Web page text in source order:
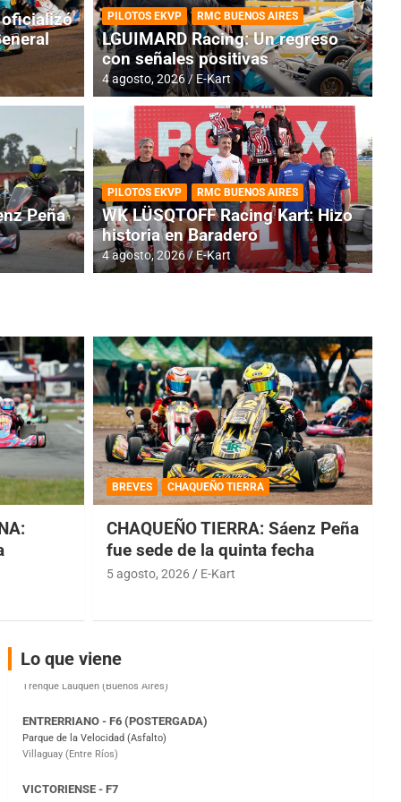
Horarios para la
oficializó
Peña
PILOTOS EKVP RMC BUENOS AIRES
LGUIMARD Racing: Un regreso
con señales positivas
4 agosto, 2026 E-Kart
PILOTOS EKVP RMC BUENOS AIRES
WK LÜSQTOFF Racing Kart: Hizo
historia en Baradero
4 agosto, 2026 E-Kart
BREVES CHAQUEÑO TIERRA
CHAQUEÑO TIERRA: Sáenz Peña
fue sede de la quinta fecha
5 agosto, 2026 E-Kart
Lo que viene
COBERTURA ESPECIAL DE E-KART.COM.AR
08/09-AGO
IAME SERIES ARGENTINA 6
Ramiro Tot (Asfalto)
Parque de la Velocidad (Asfalto)
El Cerro (Tierra)
Victoria (Entre Ríos)
Moto Club Reginense (Tierra)